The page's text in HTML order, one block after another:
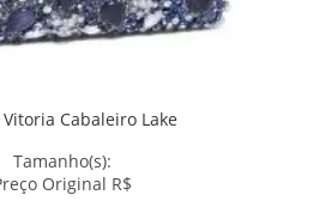
Cabaleiro Lake
Tamanho(s):
Original R$